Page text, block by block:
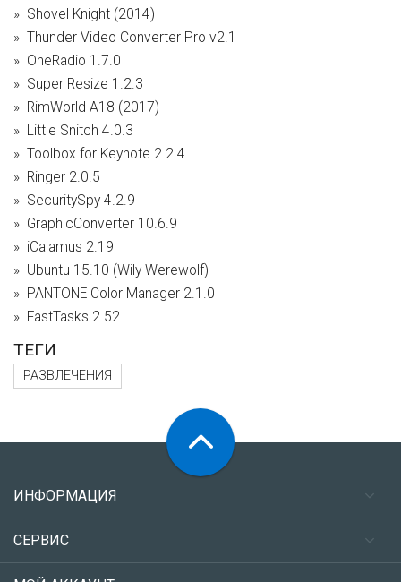
Shovel Knight (2014)
Thunder Video Converter Pro v2.1
OneRadio 1.7.0
Super Resize 1.2.3
RimWorld A18 (2017)
Little Snitch 4.0.3
Toolbox for Keynote 2.2.4
Ringer 2.0.5
SecuritySpy 4.2.9
GraphicConverter 10.6.9
iCalamus 2.19
Ubuntu 15.10 (Wily Werewolf)
PANTONE Color Manager 2.1.0
FastTasks 2.52
ТЕГИ
РАЗВЛЕЧЕНИЯ
ИНФОРМАЦИЯ
СЕРВИС